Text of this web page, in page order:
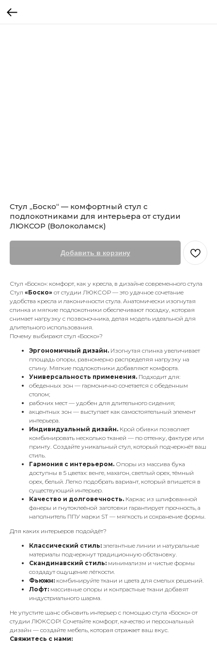
Стул „Боско“ — комфортный стул с
подлокотниками для интерьера от студии
ЛЮКСОР (Волоколамск)
Добавить в корзину
Стул «Боско»: комфорт, как у кресла, в дизайне современного стула
Стул «Боско» от студии ЛЮКСОР — это удачное сочетание
удобства кресла и лаконичности стула. Анатомически изогнутая
спинка и мягкие подлокотники обеспечивают посадку, которая
снимает нагрузку с позвоночника, делая модель идеальной для
длительного использования.
Почему выбирают стул «Боско»?
Эргономичный дизайн. Изогнутая спинка увеличивает
площадь опоры, равномерно распределяя нагрузку на
спину. Мягкие подлокотники добавляют комфорта.
Универсальность применения. Подходит для:
обеденных зон — гармонично сочетается с обеденным
столом;
рабочих мест — удобен для длительного сидения;
акцентных зон — выступает как самостоятельный элемент
интерьера.
Индивидуальный дизайн. Крой обивки позволяет
комбинировать несколько тканей — по оттенку, фактуре или
принту. Создайте уникальный стул, который подчеркнёт ваш
стиль.
Гармония с интерьером. Опоры из массива бука
доступны в 5 цветах: венге, махагон, светлый орех, тёмный
орех, белый. Легко подобрать вариант, который впишется в
существующий интерьер.
Качество и долговечность. Каркас из шлифованной
фанеры и гнутоклеёной заготовки гарантирует прочность, а
наполнитель ППУ марки ST — мягкость и сохранение формы.
Для каких интерьеров подойдёт?
Классический стиль: элегантные линии и натуральные
материалы подчеркнут традиционную обстановку.
Скандинавский стиль: минимализм и чистые формы
создадут ощущение лёгкости.
Фьюжн: комбинируйте ткани и цвета для смелых решений.
Лофт: массивные опоры и контрастные ткани добавят
индустриального шарма.
Не упустите шанс обновить интерьер с помощью стула «Боско» от
студии ЛЮКСОР! Сочетайте комфорт, качество и персональный
дизайн — создайте мебель, которая отражает ваш вкус.
Свяжитесь с нами: